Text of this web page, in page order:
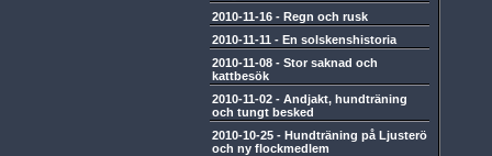
2010-11-16 - Regn och rusk
2010-11-11 - En solskenshistoria
2010-11-08 - Stor saknad och
kattbesök
2010-11-02 - Andjakt, hundträning
och tungt besked
2010-10-25 - Hundträning på Ljusterö
och ny flockmedlem